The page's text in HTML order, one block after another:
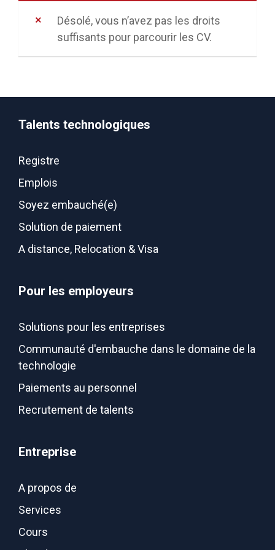
Désolé, vous n’avez pas les droits
suffisants pour parcourir les CV.
Talents technologiques
Registre
Emplois
Soyez embauché(e)
Solution de paiement
A distance, Relocation & Visa
Pour les employeurs
Solutions pour les entreprises
Communauté d'embauche dans le domaine de la
technologie
Paiements au personnel
Recrutement de talents
Entreprise
A propos de
Services
Cours